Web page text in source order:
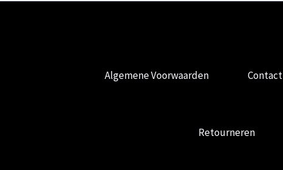
Algemene Voorwaarden Contact
Retourneren